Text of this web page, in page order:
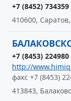
+7 (8452) 734359
410600,
+7 (8453) 224980
http://
факс +7 (8453)
413843,